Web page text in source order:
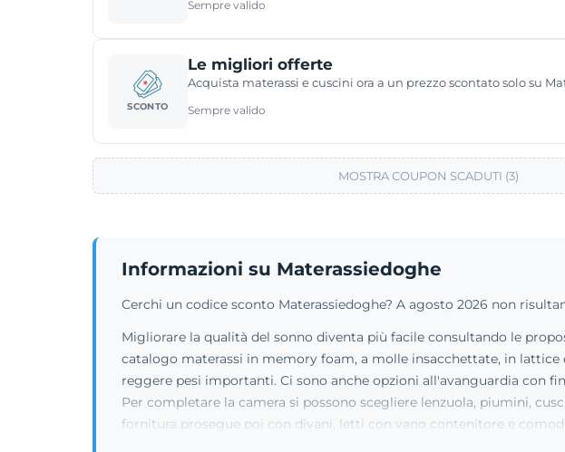
Sempre valido
SCONTO
Le migliori offerte
Acquista materassi e cuscini ora a un prezzo scontato solo su
Sempre valido
MOSTRA COUPON SCADUTI (3)
Informazioni su Materassiedoghe
Cerchi un codice sconto Materassiedoghe? A agosto 2026 non
Migliorare la qualità del sonno diventa più facile consultando le
catalogo materassi in memory foam, a molle insacchettate, in
reggere pesi importanti. Ci sono anche opzioni all'avanguardia con
Per completare la camera si possono scegliere lenzuola, piumini,
fornitura prosegue poi con divani, letti con vano contenitore e